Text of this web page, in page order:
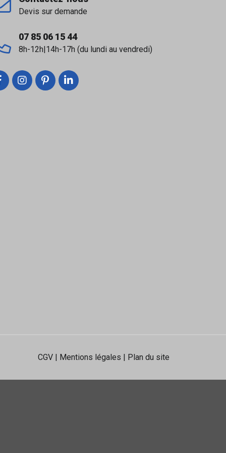
et revêtements.
du chantier.
Devis sur demande
07 85 06 15 44
8h-12h|14h-17h (du lundi au vendredi)
CGV| Mentions légales | Plan du site